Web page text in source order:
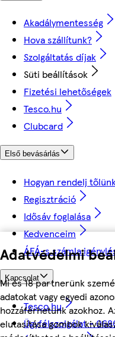
Adatvédelmi
Mi és 18 partnerünk
adatokat vagy egyedi
hozzáférhetünk azokhoz.
elutasítása gombok
Akadálymentesség
Hova szállítunk?
Szolgáltatás díjak
Süti beállítások
Fizetési lehetőségek
Tesco.hu
Clubcard
Első bevásárlás
Hogyan rendelj
Regisztráció
Idősáv foglalása
Kedvenceim
ÁFÁ-s számla
Kapcsolat
Tesco.hu
Ügyfélszolgálat -